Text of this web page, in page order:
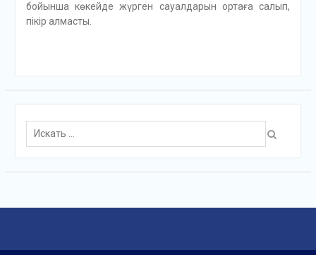
бойынша көкейде жүрген сауалдарын ортаға салып,
пікір алмасты.
Поиск
для: